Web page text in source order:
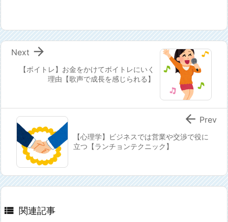
【ボイトレ】お金をかけてボイトレにいく
理由【歌声で成長を感じられる】

Next
【心理学】ビジネスでは営業や交渉で役に
立つ【ランチョンテクニック】
 Prev
 関連記事